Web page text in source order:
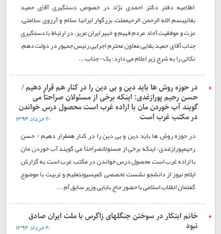
اطلاعیه دفتر دکتر احمدی نژاد در خصوص دستگیری آقای حمید
بقائیبسم الله الرحمن الرحیمملت بزرگوار ایرانبا سلام و آرزوی سلامتی،
عزت و موفقیت آحاد مردم فهیم و خبیر ایران عزیز، در ارتباط با دستگیری
جناب آقای حمید بقایی معاون محترم اجرایی رئیس جمهور در دولت دهم،
نکاتی را به شرح زیر اعلام می دارد: یک- جناب ...
در حوزه روش ها باید دین و بی دین را در کنار هم قرار دهیم /
حسن رحیم پورازغدی: اینکه برخی از مسئولان صراحتاً می
گویند آب خوردن مان با اراده غرب است محصول درس خواندن
در مکتب غرب است ۲۰ خرداد ۱۳۹۴
در حوزه روش ها باید دین و بی دین را در کنار همقرار دهیم / حسن
رحیمپورازغدی: اینکه برخی از مسئولانصراحتاً می گویند آب خوردن مان
با اراده غرب است محصول درس خواندن در مکتب غرب است به گزارش
ایلام نیوز از دانشجو نشست تخصصی کمیسیونتعلیم و تربیت با موضوع
گفتمان انقلاب اسلامی با حضور حاج بابایی وزیر سابق آم ...
خانم ابتکار در سوختن جنگلهای زاگرس با ملت ایران صادق
نبود ۲۰ خرداد ۱۳۹۴